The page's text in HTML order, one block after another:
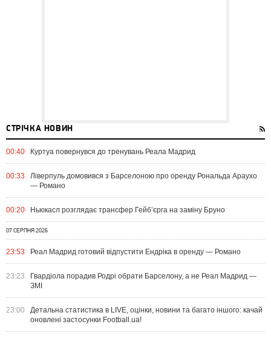
СТРІЧКА НОВИН
00:40 Куртуа повернувся до тренувань Реала Мадрид
00:33
Ліверпуль домовився з Барселоною про оренду Рональда Араухо
— Романо
00:20 Ньюкасл розглядає трансфер Гейб’єрга на заміну Бруно
07 СЕРПНЯ 2026
23:53 Реал Мадрид готовий відпустити Ендріка в оренду — Романо
23:23
Гвардіола порадив Родрі обрати Барселону, а не Реал Мадрид —
ЗМІ
23:00
Детальна статистика в LIVE, оцінки, новини та багато іншого: качай
оновлені застосунки Football.ua!